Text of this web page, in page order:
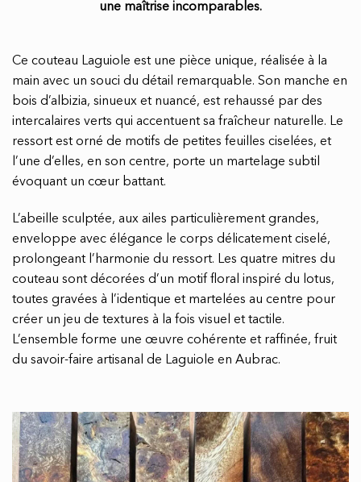
une maîtrise incomparables.
Ce couteau Laguiole est une pièce unique, réalisée à la
main avec un souci du détail remarquable. Son manche en
bois d’albizia, sinueux et nuancé, est rehaussé par des
intercalaires verts qui accentuent sa fraîcheur naturelle. Le
ressort est orné de motifs de petites feuilles ciselées, et
l’une d’elles, en son centre, porte un martelage subtil
évoquant un cœur battant.
L’abeille sculptée, aux ailes particulièrement grandes,
enveloppe avec élégance le corps délicatement ciselé,
prolongeant l’harmonie du ressort. Les quatre mitres du
couteau sont décorées d’un motif floral inspiré du lotus,
toutes gravées à l’identique et martelées au centre pour
créer un jeu de textures à la fois visuel et tactile.
L’ensemble forme une œuvre cohérente et raffinée, fruit
du savoir-faire artisanal de Laguiole en Aubrac.